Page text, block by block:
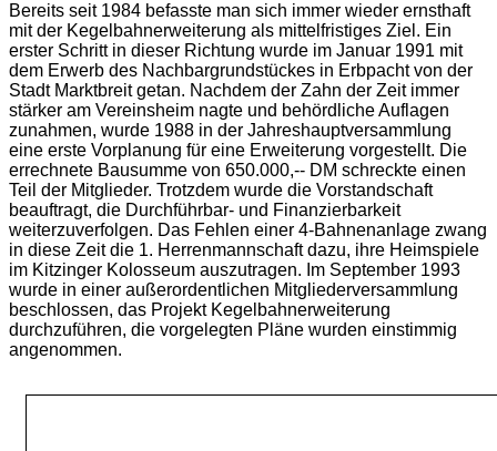
Bereits seit 1984 befasste man sich immer wieder ernsthaft
mit der Kegelbahnerweiterung als mittelfristiges Ziel. Ein
erster Schritt in dieser Richtung wurde im Januar 1991 mit
dem Erwerb des Nachbargrundstückes in Erbpacht von der
Stadt Marktbreit getan. Nachdem der Zahn der Zeit immer
stärker am Vereinsheim nagte und behördliche Auflagen
zunahmen, wurde 1988 in der Jahreshauptversammlung
eine erste Vorplanung für eine Erweiterung vorgestellt. Die
errechnete Bausumme von 650.000,-- DM schreckte einen
Teil der Mitglieder. Trotzdem wurde die Vorstandschaft
beauftragt, die Durchführbar- und Finanzierbarkeit
weiterzuverfolgen. Das Fehlen einer 4-Bahnenanlage zwang
in diese Zeit die 1. Herrenmannschaft dazu, ihre Heimspiele
im Kitzinger Kolosseum auszutragen. Im September 1993
wurde in einer außerordentlichen Mitgliederversammlung
beschlossen, das Projekt Kegelbahnerweiterung
durchzuführen, die vorgelegten Pläne wurden einstimmig
angenommen.